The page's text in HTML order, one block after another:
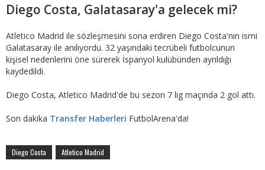
Diego Costa, Galatasaray'a gelecek mi?
Atletico Madrid ile sözleşmesini sona erdiren Diego Costa'nın ismi
Galatasaray ile anılıyordu. 32 yaşındaki tecrübeli futbolcunun
kişisel nedenlerini öne sürerek İspanyol kulübünden ayrıldığı
kaydedildi.
Diego Costa, Atletico Madrid'de bu sezon 7 lig maçında 2 gol attı.
Son dakika Transfer Haberleri FutbolArena'da!
Diego Costa Atletico Madrid